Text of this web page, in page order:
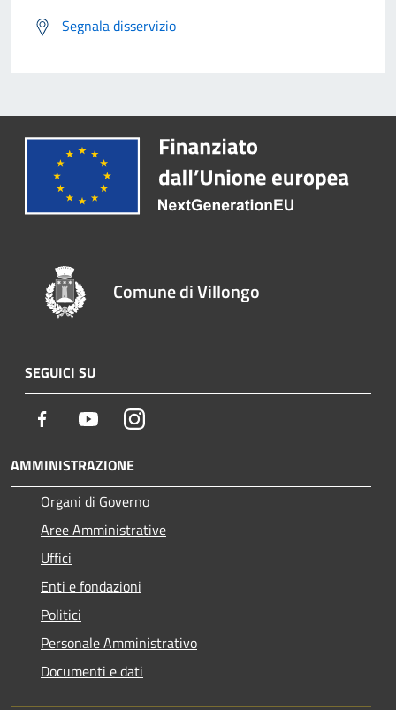
Segnala disservizio
Comune di Villongo
SEGUICI SU
Facebook YoutubeInstagram
AMMINISTRAZIONE
Organi di Governo
Aree Amministrative
Uffici
Enti e fondazioni
Politici
Personale Amministrativo
Documenti e dati